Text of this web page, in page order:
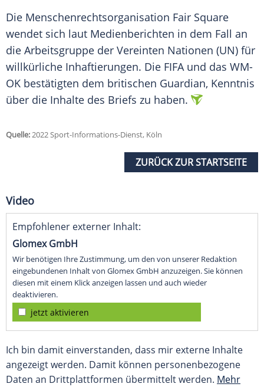
Die Menschenrechtsorganisation Fair Square
wendet sich laut Medienberichten in dem Fall an
die Arbeitsgruppe der Vereinten Nationen (UN) für
willkürliche Inhaftierungen. Die FIFA und das WM-
OK bestätigten dem britischen Guardian, Kenntnis
über die Inhalte des Briefs zu haben.
Quelle:2022 Sport-Informations-Dienst, Köln
ZURÜCK ZUR STARTSEITE
Video
Empfohlener externer Inhalt:
Glomex GmbH
Wir benötigen Ihre Zustimmung, um den von unserer Redaktion
eingebundenen Inhalt von Glomex GmbH anzuzeigen. Sie können
diesen mit einem Klick anzeigen lassen und auch wieder
deaktivieren.
jetzt aktivieren
Ich bin damit einverstanden, dass mir externe Inhalte
angezeigt werden. Damit können personenbezogene
Daten an Drittplattformen übermittelt werden. Mehr